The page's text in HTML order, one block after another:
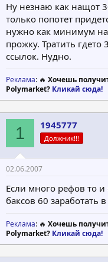
Ну незнаю как нащот
только попотет
нужно как минимум на
прожку. Тратить
ссылок. Нудно.
Реклама: 🔥 Хочешь
Polymarket? Кликай сюда!
1 1945777
Должник!!!
02.06.2007
Если много рефов то
баксов 60 заработать
Реклама: 🔥 Хочешь
Polymarket? Кликай сюда!